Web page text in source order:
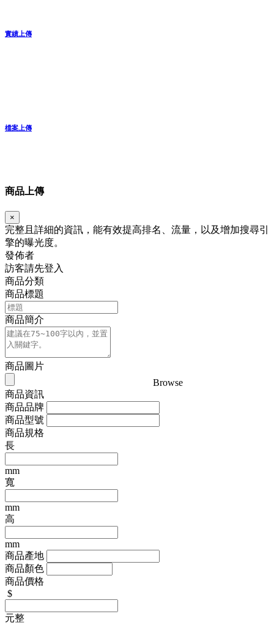
實績上傳
檔案上傳
商品上傳
×
完整且詳細的資訊，能有效提高排名、流量，以及增加搜尋引
擎的曝光度。
發佈者
訪客請先登入
商品分類
商品標題
商品簡介
商品圖片
Browse
商品資訊
商品品牌
商品型號
商品規格
長
mm
寬
mm
高
mm
商品產地
商品顏色
商品價格
$
元整